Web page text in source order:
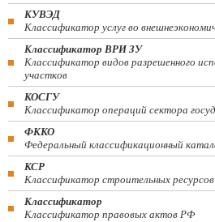
КУВЭД
Классификатор услуг во
Классификатор ВРИ ЗУ
Классификатор видов разрешенного
участков
КОСГУ
Классификатор операций сектора
ФККО
Федеральный классификационный
КСР
Классификатор строительных ресурсов
Классификатор
Классификатор правовых актов РФ